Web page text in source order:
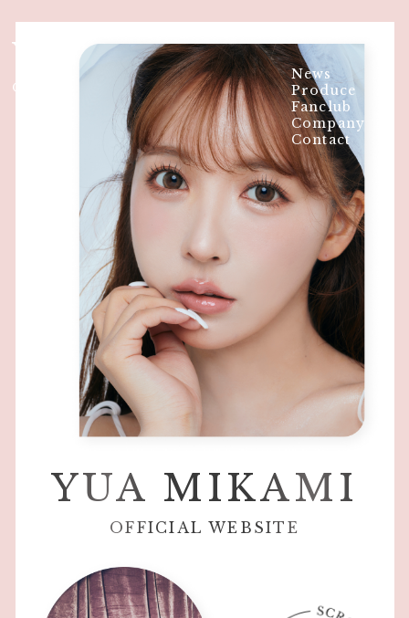
News
Produce
Fanclub
Company
Contact
YUA MIKAMI
OFFICIAL WEBSITE
YUA MIKAMI
OFFICIAL WEBSITE